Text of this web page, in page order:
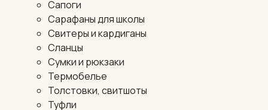
Сапоги
Сарафаны для школы
Свитеры и кардиганы
Сланцы
Сумки и рюкзаки
Термобелье
Толстовки, свитшоты
Туфли